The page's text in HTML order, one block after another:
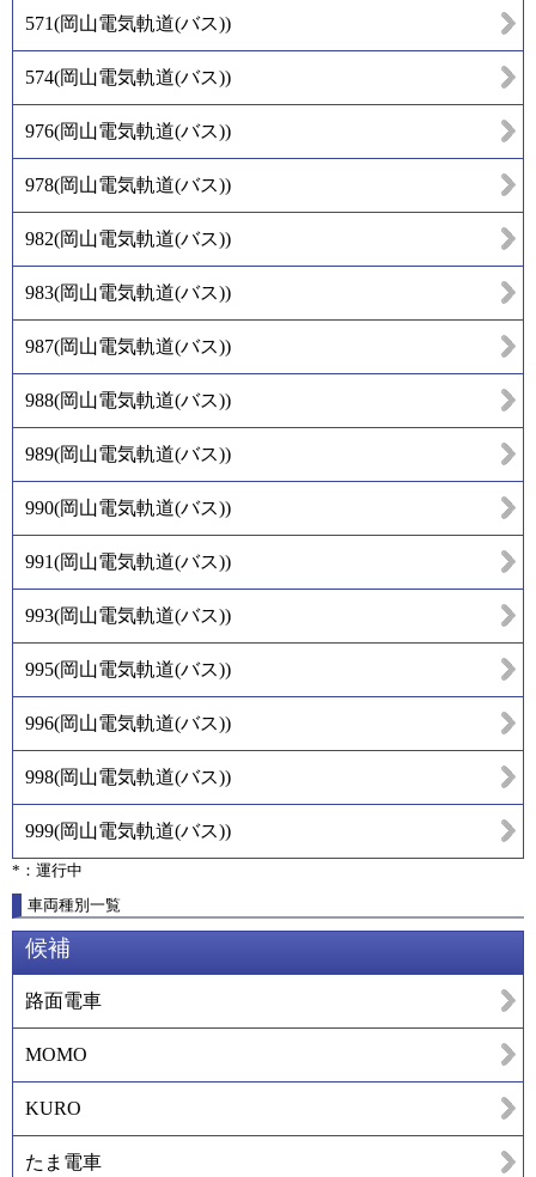
571(岡山電気軌道(バス))
574(岡山電気軌道(バス))
976(岡山電気軌道(バス))
978(岡山電気軌道(バス))
982(岡山電気軌道(バス))
983(岡山電気軌道(バス))
987(岡山電気軌道(バス))
988(岡山電気軌道(バス))
989(岡山電気軌道(バス))
990(岡山電気軌道(バス))
991(岡山電気軌道(バス))
993(岡山電気軌道(バス))
995(岡山電気軌道(バス))
996(岡山電気軌道(バス))
998(岡山電気軌道(バス))
999(岡山電気軌道(バス))
*：運行中
車両種別一覧
候補
路面電車
MOMO
KURO
たま電車